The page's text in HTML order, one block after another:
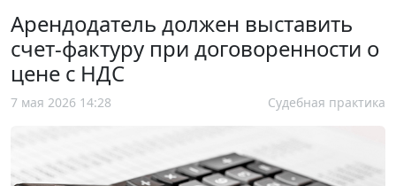
Арендодатель должен выставить
счет-фактуру при договоренности о
цене с НДС
7 мая 2026 14:28 Судебная практика